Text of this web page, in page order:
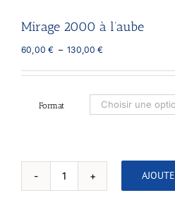
Mirage 2000 à l’aube
60,00€ – 130,00€Plage
prix :
à
130,00 €
Format
quantité
de